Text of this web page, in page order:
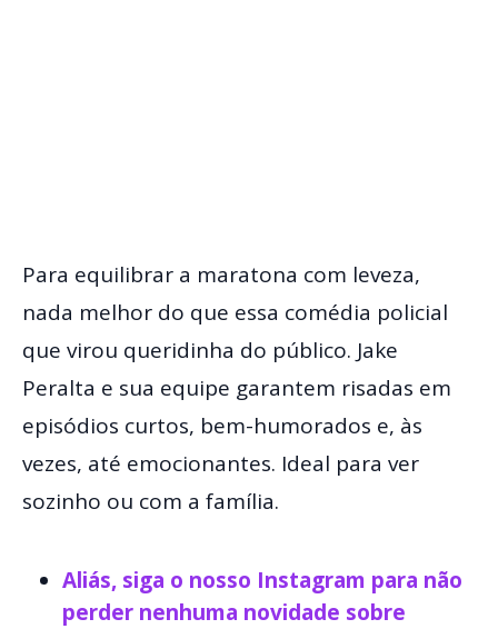
Para equilibrar a maratona com leveza,
nada melhor do que essa comédia policial
que virou queridinha do público. Jake
Peralta e sua equipe garantem risadas em
episódios curtos, bem-humorados e, às
vezes, até emocionantes. Ideal para ver
sozinho ou com a família.
Aliás, siga o nosso Instagram para não
perder nenhuma novidade sobre